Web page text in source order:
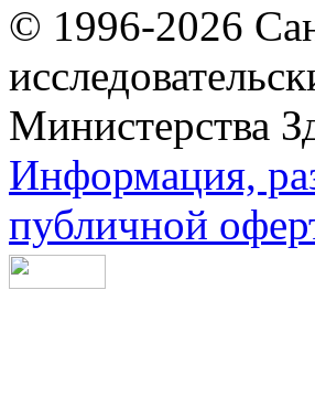
© 1996-2026
Министерства
Информация,
публичной